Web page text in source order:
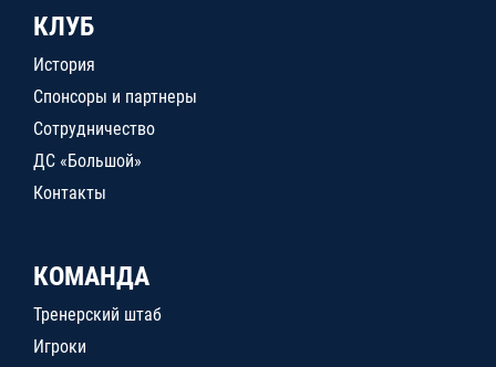
КЛУБ
История
Спонсоры и партнеры
Сотрудничество
ДС «Большой»
Контакты
КОМАНДА
Тренерский штаб
Игроки